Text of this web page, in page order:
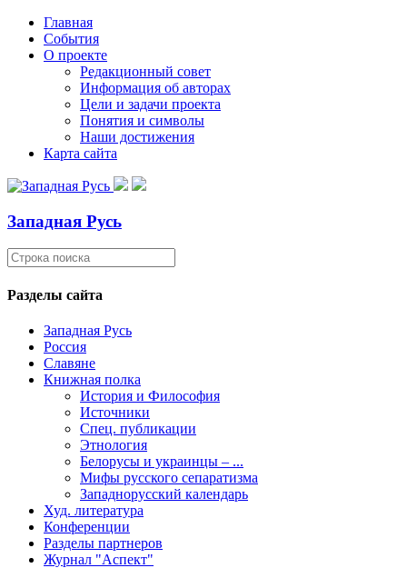
Главная
События
О проекте
Редакционный совет
Информация об авторах
Цели и задачи проекта
Понятия и символы
Наши достижения
Карта сайта
Западная Русь
Разделы сайта
Западная Русь
Россия
Славяне
Книжная полка
История и Философия
Источники
Спец. публикации
Этнология
Белорусы и украинцы – ...
Мифы русского сепаратизма
Западнорусский календарь
Худ. литература
Конференции
Разделы партнеров
Журнал "Аспект"